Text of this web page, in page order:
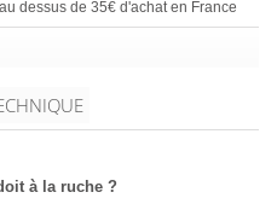
dessus de 35€ d'achat en France
à la ruche ?